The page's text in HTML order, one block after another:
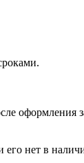
оформления
его нет в